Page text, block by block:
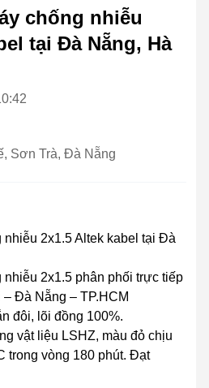
chống nhiễu
tại Đà Nẵng, Hà
Sơn Trà, Đà Nẵng
nhiễu 2x1.5 Altek kabel tại Đà
2x1.5 phân phối trực tiếp
Đà Nẵng – TP.HCM
đôi, lõi đồng 100%.
vật liệu LSHZ, màu đỏ chịu
trong vòng 180 phút. Đạt